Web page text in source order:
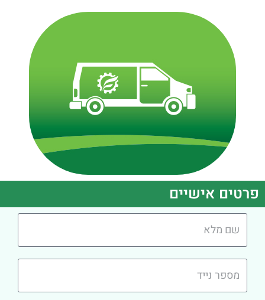
פרטים אישיים